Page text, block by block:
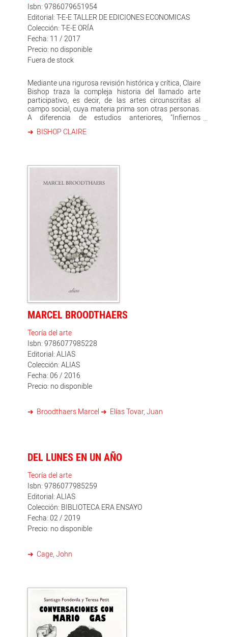
Isbn: 9786079651954
Editorial: T-E-E TALLER DE EDICIONES ECONOMICAS
Colección: T-E-E ORÍA
Fecha: 11 / 2017
Precio: no disponible
Fuera de stock
Mediante una rigurosa revisión histórica y crítica, Claire
Bishop traza la compleja historia del llamado arte
participativo, es decir, de las artes circunscritas al
campo social, cuya materia prima son otras personas.
A diferencia de estudios anteriores, "Infiernos
teatrales de vanguardia como antecedente directo de
ponen en escrutinio las ambiciones estéticas y políticas
desencadenados en su análisis. Desde el futurismo
italiano y los espectáculos de masas en la Rusia
revolucionaria hasta manifestaciones
contemporáneas de performance -pasando por el
dadaísmo, el 68 francés, el conceptualismo argentino,
acciones discretas y casi imperceptibles en Europa del
Este y las artes comunitarias del Reino Unido-, Bishop
aborda con fuerte anclaje teórico las demandas y
promesas de democracia y emancipación vinculadas a
estas formas del arte. Al mismo tie
BISHOP CLAIRE
MARCEL BROODTHAERS
Teoría del arte
Isbn: 9786077985228
Editorial: ALIAS
Colección: ALIAS
Fecha: 06 / 2016
Precio: no disponible
Broodthaers Marcel Elías Tovar, Juan
DEL LUNES EN UN AÑO
Teoría del arte
Isbn: 9786077985259
Editorial: ALIAS
Colección: BIBLIOTECA ERA ENSAYO
Fecha: 02 / 2019
Precio: no disponible
Cage, John